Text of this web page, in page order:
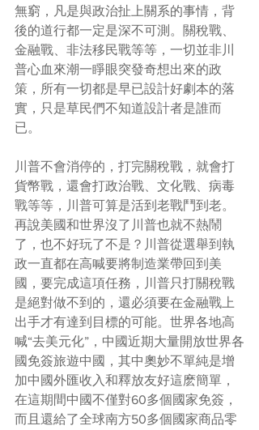
無窮，凡是與政治扯上關系的事情，背
後的道行都一定是深不可測。關稅戰、
金融戰、非法移民戰等等，一切並非川
普心血來潮一睜眼突發奇想出來的政
策，所有一切都是早已設計好劇本的落
實，只是草民們不知道設計者是誰而
已。
川普不會消停的，打完關稅戰，就會打
貨幣戰，還會打政治戰、文化戰、病毒
戰等等，川普可算是活到老戰鬥到老。
再說美國和世界沒了川普也就不熱鬧
了，也不好玩了不是？川普從選舉到執
政一直都在高喊要將制造業帶回到美
國，要完成這項任務，川普只打關稅戰
是絕對做不到的，還必須要在金融戰上
出手才有達到目標的可能。世界各地高
喊“去美元化”，中國近期大量開放世界各
國免簽旅遊中國，其中奧妙不單純是增
加中國外匯收入和釋放友好這麽簡單，
在這期間中國不僅對60多個國家免簽，
而且還給了全球南方50多個國家商品零